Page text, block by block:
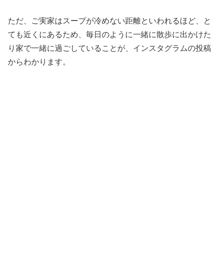
ただ、ご実家はスープが冷めない距離といわれるほど、と
ても近くにあるため、毎日のように一緒に散歩に出かけた
り家で一緒に過ごしていることが、インスタグラムの投稿
からわかります。